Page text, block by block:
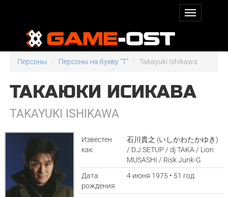
Персоны Персоны на букву "T" Takayuki Ishikawa
ТАКАЮКИ ИСИКАВА
TAKAYUKI ISHIKAWA
Известен
как
石川貴之 (いしかわたかゆき)
/ D.J.SETUP / dj TAKA / Lion
MUSASHI / Risk Junk-G
Дата
рождения
4 июня 1975 • 51 год